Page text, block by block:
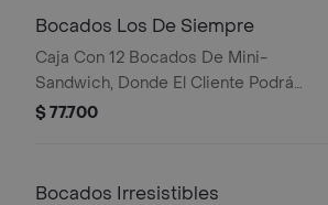
Bocados Los De Siempre
Caja Con 12 Bocados De Mini-
Sandwich, Donde El Cliente Podrá
Escoger 3 Sabores Entre Cualquiera
BBQ).
$ 77.700
Bocados Irresistibles